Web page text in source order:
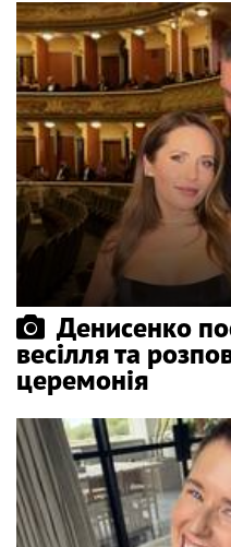
Денисенко
весілля та
церемонія